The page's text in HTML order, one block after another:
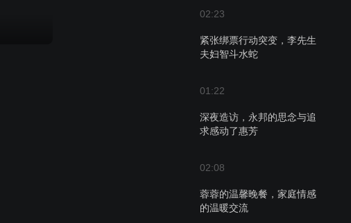
02:23
紧张绑票行动突变，李先生
夫妇智斗水蛇
01:22
深夜造访，永邦的思念与追
求感动了惠芳
02:08
蓉蓉的温馨晚餐，家庭情感
的温暖交流